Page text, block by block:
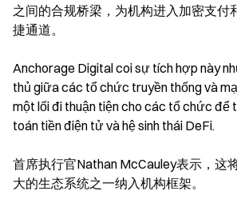
之间的合规桥梁，为机构进入加密支付
捷通道。
Anchorage Digital coi sự tích hợp này
thủ giữa các tổ chức truyền thống và
một lối đi thuận tiện cho các tổ chức để
toán tiền điện tử và hệ sinh thái DeFi.
首席执行官Nathan McCauley表示，这
大的生态系统之一纳入机构框架。